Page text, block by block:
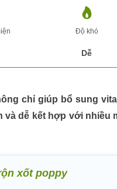
Độ khó
Dễ
chỉ giúp bổ sung
và dễ kết hợp với nhiều
xốt poppy